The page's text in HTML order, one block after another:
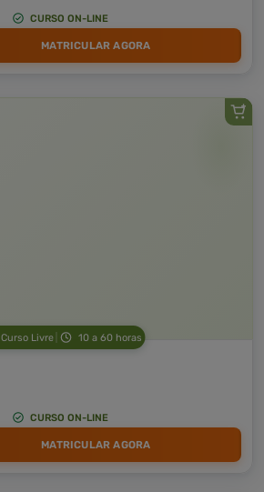
CURSO ON-LINE
MATRICULAR AGORA
Curso Livre 10 a 60 horas
CURSO ON-LINE
MATRICULAR AGORA